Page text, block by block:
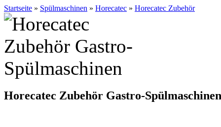
Startseite » Spülmaschinen » Horecatec » Horecatec Zubehör
Horecatec Zubehör Gastro-Spülmaschinen